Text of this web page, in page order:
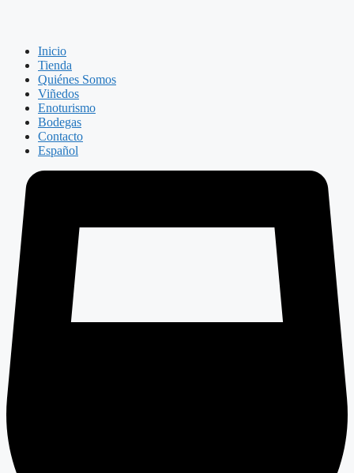
Inicio
Tienda
Quiénes Somos
Viñedos
Enoturismo
Bodegas
Contacto
Español